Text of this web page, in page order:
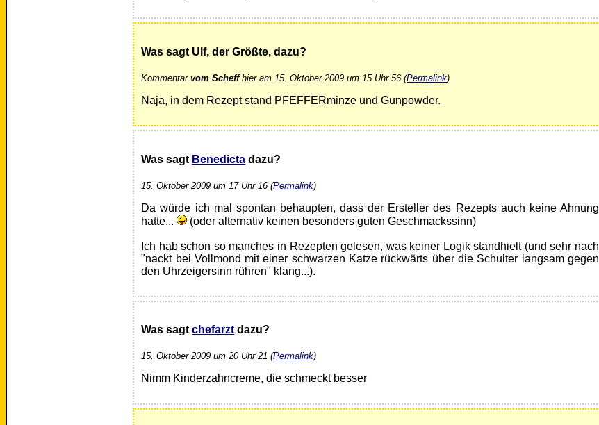
Was sagt Ulf, der Größte, dazu?
Kommentarvom Scheffhier am 15. Oktober 2009 um 15 Uhr 56 (Permalink)
Naja, in dem Rezept stand PFEFFERminze und Gunpowder.
Was sagt Benedicta dazu?
15. Oktober 2009 um 17 Uhr 16 (Permalink)
Da würde ich mal spontan behaupten, dass der Ersteller des Rezepts auch keine Ahnung
hatte...
(oder alternativ keinen besonders guten Geschmackssinn)
Ich hab schon so manches in Rezepten gelesen, was keiner Logik standhielt (und sehr nach
"nackt bei Vollmond mit einer schwarzen Katze rückwärts über die Schulter langsam gegen
den Uhrzeigersinn rühren" klang...).
Was sagtchefarzt dazu?
15. Oktober 2009 um 20 Uhr 21 (Permalink)
Nimm Kinderzahncreme, die schmeckt besser